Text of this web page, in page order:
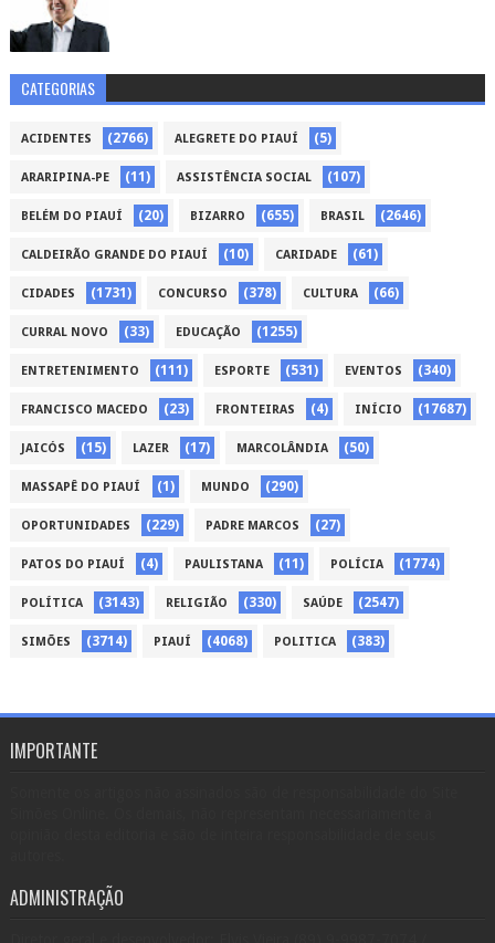
CATEGORIAS
ACIDENTES (2766) ALEGRETE DO PIAUÍ (5)
ARARIPINA-PE (11) ASSISTÊNCIA SOCIAL (107)
BELÉM DO PIAUÍ (20) BIZARRO (655) BRASIL (2646)
CALDEIRÃO GRANDE DO PIAUÍ (10) CARIDADE (61)
CIDADES (1731) CONCURSO (378) CULTURA (66)
CURRAL NOVO (33) EDUCAÇÃO (1255)
ENTRETENIMENTO (111) ESPORTE (531) EVENTOS (340)
FRANCISCO MACEDO (23) FRONTEIRAS (4) INÍCIO (17687)
JAICÓS (15) LAZER (17) MARCOLÂNDIA (50)
MASSAPÊ DO PIAUÍ (1) MUNDO (290)
OPORTUNIDADES (229) PADRE MARCOS (27)
PATOS DO PIAUÍ (4) PAULISTANA (11) POLÍCIA (1774)
POLÍTICA (3143) RELIGIÃO (330) SAÚDE (2547)
SIMÕES (3714) PIAUÍ (4068) POLITICA (383)
IMPORTANTE
ADMINISTRAÇÃO